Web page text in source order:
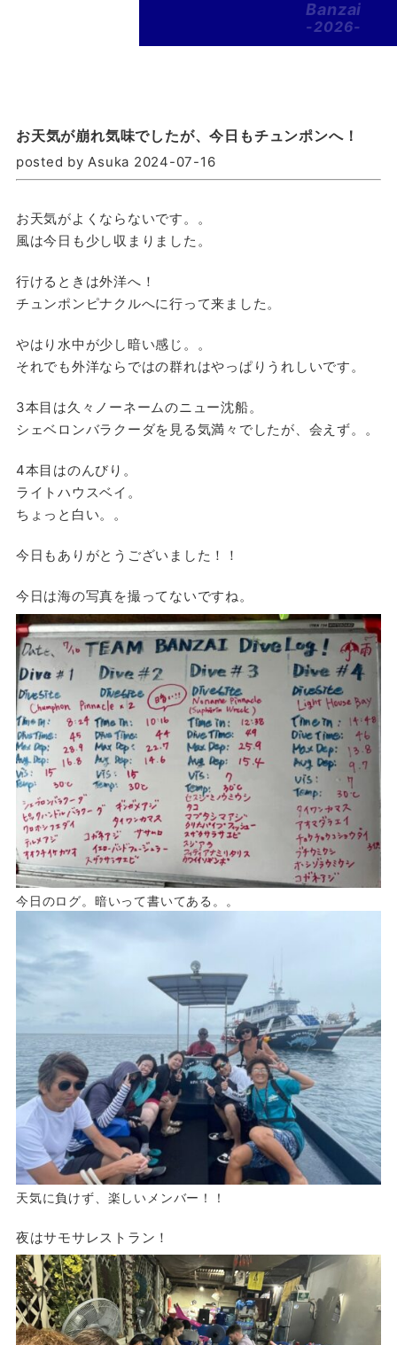
Banzai
-2026-
お天気が崩れ気味でしたが、今日もチュンポンへ！
posted by Asuka 2024-07-16
お天気がよくならないです。。
風は今日も少し収まりました。
行けるときは外洋へ！
チュンポンピナクルへに行って来ました。
やはり水中が少し暗い感じ。。
それでも外洋ならではの群れはやっぱりうれしいです。
3本目は久々ノーネームのニュー沈船。
シェベロンバラクーダを見る気満々でしたが、会えず。。
4本目はのんびり。
ライトハウスベイ。
ちょっと白い。。
今日もありがとうございました！！
今日は海の写真を撮ってないですね。
今日のログ。暗いって書いてある。。
天気に負けず、楽しいメンバー！！
夜はサモサレストラン！